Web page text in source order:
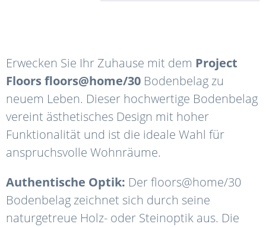
Erwecken Sie Ihr Zuhause mit dem Project
Floors floors@home/30 Bodenbelag zu
neuem Leben. Dieser hochwertige Bodenbelag
vereint ästhetisches Design mit hoher
Funktionalität und ist die ideale Wahl für
anspruchsvolle Wohnräume.
Authentische Optik: Der floors@home/30
Bodenbelag zeichnet sich durch seine
naturgetreue Holz- oder Steinoptik aus. Die